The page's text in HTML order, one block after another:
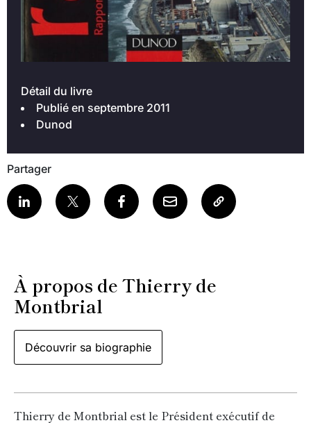
Détail du livre
Publié en septembre 2011
Dunod
Partager
À propos de Thierry de
Montbrial
Découvrir sa biographie
Thierry de Montbrial est le Président exécutif de